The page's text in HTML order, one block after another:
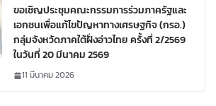
ขอเชิญประชุมคณะกรรมการร่วมภาครัฐและ
เอกชนเพื่อแก้ไขปัญหาทางเศรษฐกิจ (กรอ.)
กลุ่มจังหวัดภาคใต้ฝั่งอ่าวไทย ครั้งที่ 2/2569
ในวันที่ 20 มีนาคม 2569
11 มีนาคม 2026